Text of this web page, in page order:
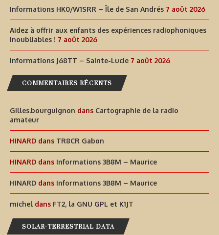
Informations HK0/W1SRR – Île de San Andrés 7 août 2026
Aidez à offrir aux enfants des expériences radiophoniques
inoubliables ! 7 août 2026
Informations J68TT – Sainte-Lucie 7 août 2026
COMMENTAIRES RÉCENTS
Gilles.bourguignon dans Cartographie de la radio
amateur
HINARD dans TR8CR Gabon
HINARD dans Informations 3B8M – Maurice
HINARD dans Informations 3B8M – Maurice
michel dans FT2, la GNU GPL et K1JT
SOLAR-TERRESTRIAL DATA